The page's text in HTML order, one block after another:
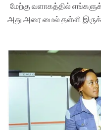
மேற்கு வளாகத்தில்
அது அரை மைல் தள்ளி